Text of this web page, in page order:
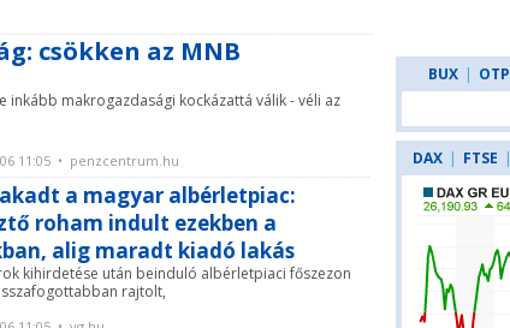
csökken az MNB
inkább makrogazdasági kockázattá válik - véli az
11:05 • penzcentrum.hu
a magyar albérletpiac:
roham indult ezekben a
alig maradt kiadó lakás
kihirdetése után beinduló albérletpiaci főszezon
rajtolt,
BUX | OTP
DAX | FTSE |